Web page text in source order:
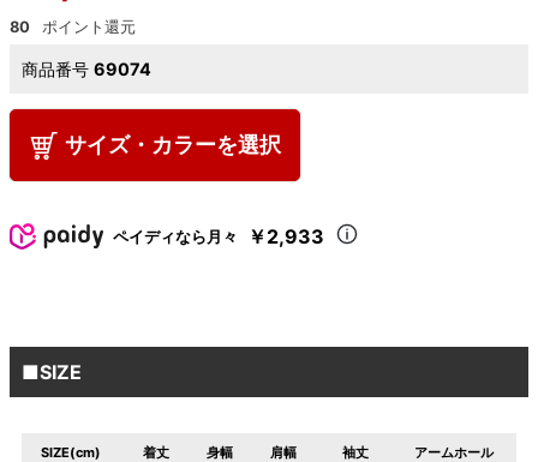
80
商品番号 69074
サイズ・カラーを選択
ペイディなら月々 ￥2,933
■SIZE
SIZE(cm) 着丈 身幅 肩幅 袖丈 アームホール